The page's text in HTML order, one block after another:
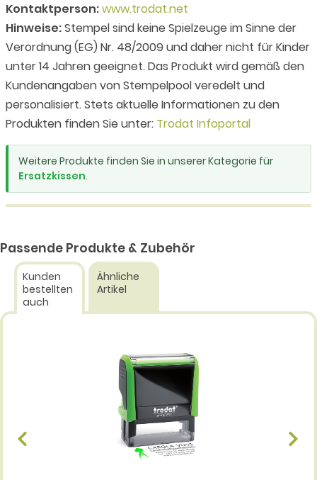
Kontaktperson:www.trodat.net
Hinweise:Stempel sind keine Spielzeuge im Sinne der
Verordnung (EG) Nr. 48/2009 und daher nicht für Kinder
unter 14 Jahren geeignet. Das Produkt wird gemäß den
Kundenangaben von Stempelpool veredelt und
personalisiert. Stets aktuelle Informationen zu den
Produkten finden Sie unter: Trodat Infoportal
Weitere Produkte finden Sie in unserer Kategorie für
Ersatzkissen.
Passende Produkte & Zubehör
Kunden
bestellten
auch
Ähnliche
Artikel